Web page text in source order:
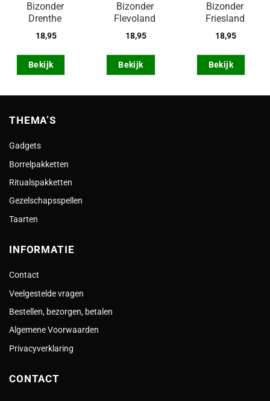
Bizonder
Drenthe
18,95
Bekijk
Bizonder
Flevoland
18,95
Bekijk
Bizonder
Friesland
18,95
Bekijk
THEMA’S
Gadgets
Borrelpakketten
Ritualspakketten
Gezelschapsspellen
Taarten
INFORMATIE
Contact
Veelgestelde vragen
Bestellen, bezorgen, betalen
Algemene Voorwaarden
Privacyverklaring
CONTACT